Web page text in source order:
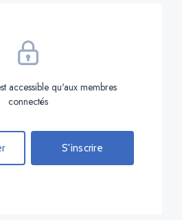
accessible qu'aux membres
connectés
S'inscrire